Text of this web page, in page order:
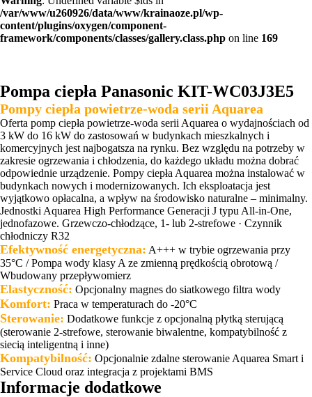
/var/www/u260926/data/www/krainaoze.pl/wp-
content/plugins/oxygen/component-
framework/components/classes/gallery.class.php on line 169
Pompa ciepła Panasonic KIT-WC03J3E5
Pompy ciepła powietrze-woda serii Aquarea
Oferta pomp ciepła powietrze-woda serii Aquarea o wydajnościach od
3 kW do 16 kW do zastosowań w budynkach mieszkalnych i
komercyjnych jest najbogatsza na rynku. Bez względu na potrzeby w
zakresie ogrzewania i chłodzenia, do każdego układu można dobrać
odpowiednie urządzenie. Pompy ciepła Aquarea można instalować w
budynkach nowych i modernizowanych. Ich eksploatacja jest
wyjątkowo opłacalna, a wpływ na środowisko naturalne – minimalny.
Jednostki Aquarea High Performance Generacji J typu All-in-One,
jednofazowe. Grzewczo-chłodzące, 1- lub 2-strefowe · Czynnik
chłodniczy R32
Efektywność energetyczna: A+++ w trybie ogrzewania przy
35°C / Pompa wody klasy A ze zmienną prędkością obrotową /
Wbudowany przepływomierz
Elastyczność: Opcjonalny magnes do siatkowego filtra wody
Komfort: Praca w temperaturach do -20°C
Sterowanie: Dodatkowe funkcje z opcjonalną płytką sterującą
(sterowanie 2-strefowe, sterowanie biwalentne, kompatybilność z
siecią inteligentną i inne)
Kompatybilność: Opcjonalnie zdalne sterowanie Aquarea Smart i
Service Cloud oraz integracja z projektami BMS
Informacje dodatkowe